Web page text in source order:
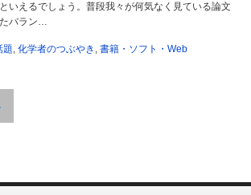
いえるでしょう。普段我々が何気なく見ている論文
バラン…
題, 化学者のつぶやき , 書籍・ソフト・Web